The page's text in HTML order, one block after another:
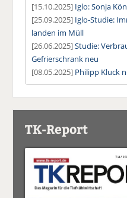
[15.10.2025] Iglo: Sonja
[25.09.2025] Iglo-Studie:
landen im Müll
[26.06.2025]Studie:
Gefrierschrank neu
[08.05.2025] Philipp Kluck
TK-Report